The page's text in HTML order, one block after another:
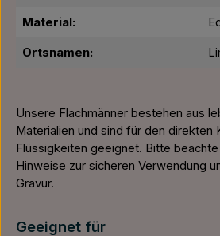
Material:
Ortsnamen:
Unsere Flachmänner bestehen aus
Materialien und sind für den direkten
Flüssigkeiten geeignet. Bitte
Hinweise zur sicheren Verwendung
Gravur.
Geeignet für